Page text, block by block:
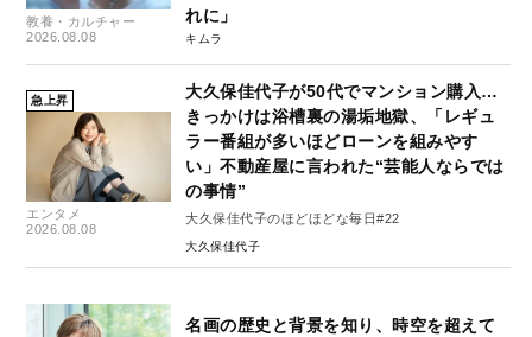
教養・カルチャー
2026.08.08
れに」
キムラ
急上昇
エンタメ
2026.08.08
大久保佳代子が50代でマンション購入…
きっかけは浴槽裏の湯垢地獄、「レギュ
ラー番組が多いほどローンを組みやす
い」不動産屋に言われた“芸能人ならでは
の事情”
大久保佳代子のほどほどな毎日#22
大久保佳代子
名画の歴史と背景を知り、時空を超えて